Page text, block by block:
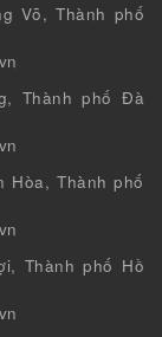
Võ, Thành phố
Thành phố Đà
Hòa, Thành phố
Thành phố Hồ